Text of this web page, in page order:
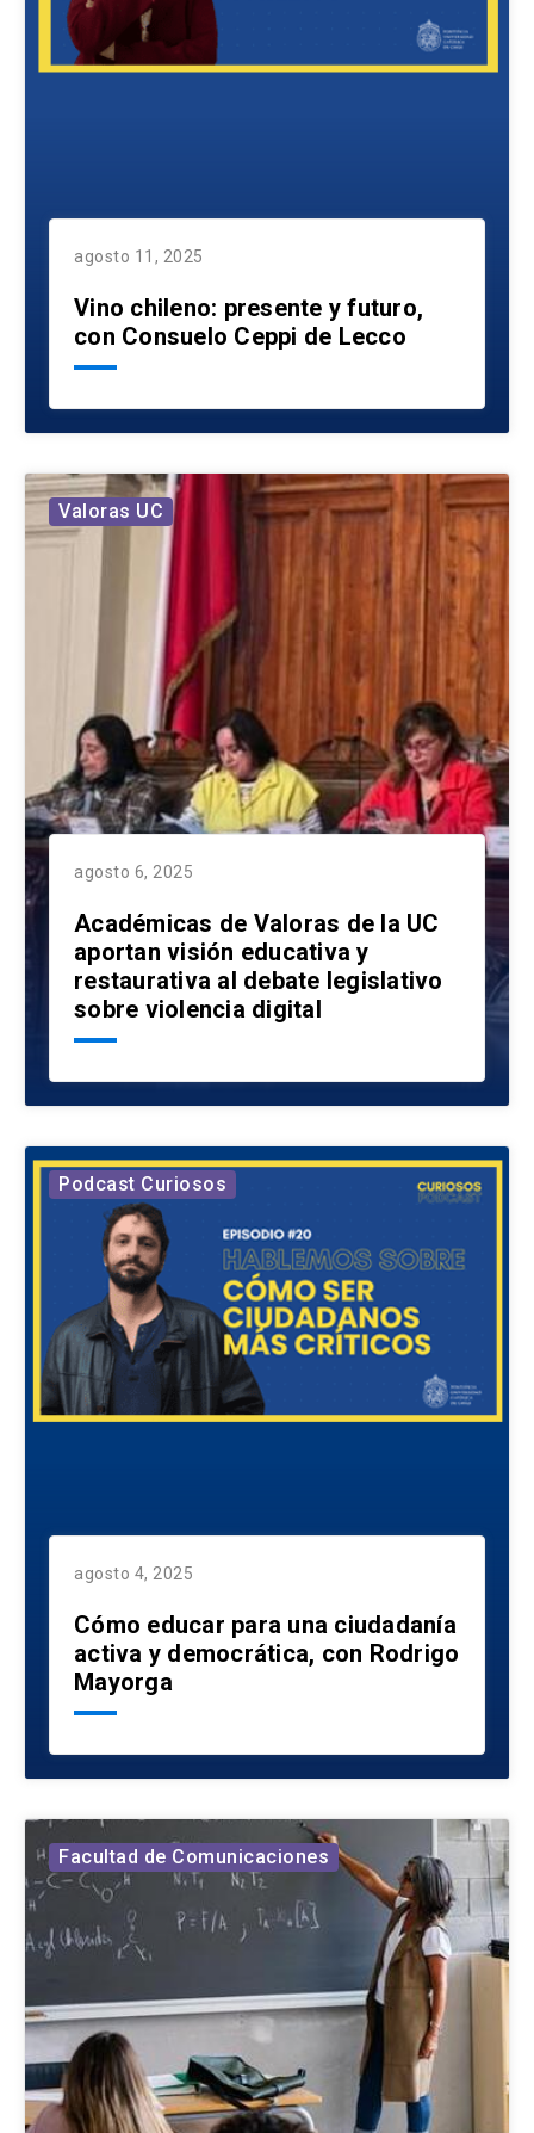
agosto 11, 2025
Vino chileno: presente y futuro,
con Consuelo Ceppi de Lecco
Valoras UC
agosto 6, 2025
Académicas de Valoras de la UC
aportan visión educativa y
restaurativa al debate legislativo
sobre violencia digital
Podcast Curiosos
agosto 4, 2025
Cómo educar para una ciudadanía
activa y democrática, con Rodrigo
Mayorga
Facultad de Comunicaciones